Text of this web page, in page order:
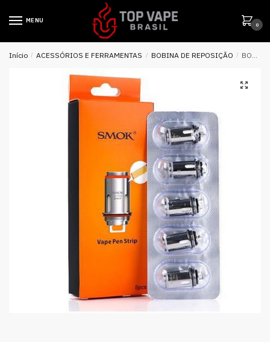
MENU
0
Início / ACESSÓRIOS E FERRAMENTAS / BOBINA DE REPOSIÇÃO / BOBINA REPOSIÇÃO P/ VAPE PEN 22 STRIP / LIGHT EDITION – SMOK